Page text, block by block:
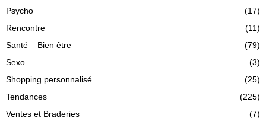
Psycho
(17)
Rencontre
(11)
Santé – Bien être
(79)
Sexo
(3)
Shopping personnalisé
(25)
Tendances
(225)
Ventes et Braderies
(7)